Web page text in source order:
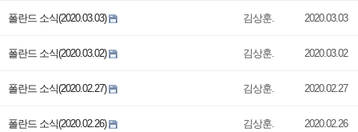
폴란드 소식(2020.03.03) 김상훈. 2020.03.03
폴란드 소식(2020.03.02) 김상훈. 2020.03.02
폴란드 소식(2020.02.27) 김상훈. 2020.02.27
폴란드 소식(2020.02.26) 김상훈. 2020.02.26